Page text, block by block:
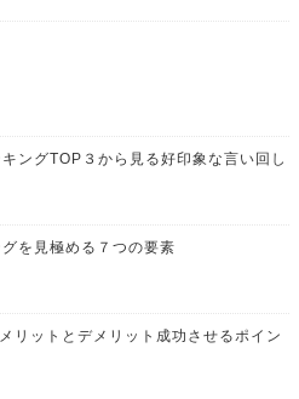
ングTOP３から見る好印象な言い回し
を見極める７つの要素
リットとデメリット成功させるポイン